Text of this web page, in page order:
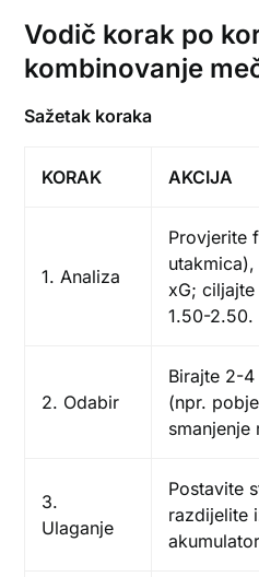
Vodič korak po
kombinovanje
Sažetak koraka
KORAK AKCIJA
1. Analiza
Provjerite
xG;
1.50-2.50.
2. Odabir
Birajte 2-
(npr.
smanjenje
3.
Ulaganje
Postavite
razdijelite